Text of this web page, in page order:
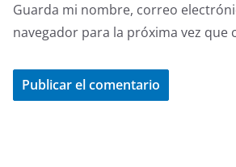
Guarda mi nombre, correo
navegador para la próxima vez que